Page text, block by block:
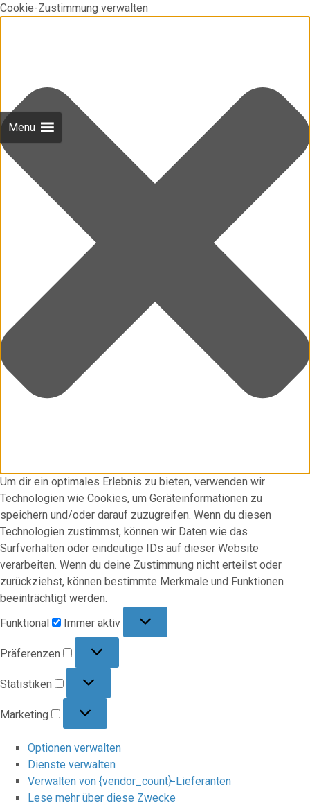
Cookie-Zustimmung verwalten
Um dir ein optimales Erlebnis zu bieten, verwenden wir
Technologien wie Cookies, um Geräteinformationen zu
speichern und/oder darauf zuzugreifen. Wenn du diesen
Technologien zustimmst, können wir Daten wie das
Surfverhalten oder eindeutige IDs auf dieser Website
verarbeiten. Wenn du deine Zustimmung nicht erteilst oder
zurückziehst, können bestimmte Merkmale und Funktionen
beeinträchtigt werden.
Funktional
Immer aktiv
Präferenzen
Statistiken
Marketing
Optionen verwalten
Dienste verwalten
Verwalten von {vendor_count}-Lieferanten
Lese mehr über diese Zwecke
Menu